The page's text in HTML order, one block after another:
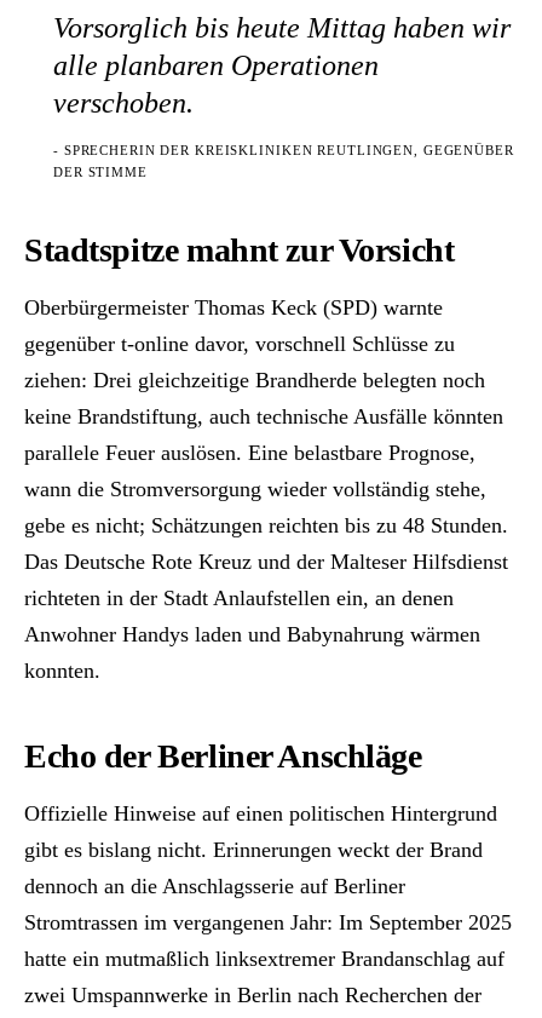
Vorsorglich bis heute Mittag haben wir
alle planbaren Operationen
verschoben.
- SPRECHERIN DER KREISKLINIKEN REUTLINGEN, GEGENÜBER
DER STIMME
Stadtspitze mahnt zur Vorsicht
Oberbürgermeister Thomas Keck (SPD) warnte
gegenüber t-online davor, vorschnell Schlüsse zu
ziehen: Drei gleichzeitige Brandherde belegten noch
keine Brandstiftung, auch technische Ausfälle könnten
parallele Feuer auslösen. Eine belastbare Prognose,
wann die Stromversorgung wieder vollständig stehe,
gebe es nicht; Schätzungen reichten bis zu 48 Stunden.
Das Deutsche Rote Kreuz und der Malteser Hilfsdienst
richteten in der Stadt Anlaufstellen ein, an denen
Anwohner Handys laden und Babynahrung wärmen
konnten.
Echo der Berliner Anschläge
Offizielle Hinweise auf einen politischen Hintergrund
gibt es bislang nicht. Erinnerungen weckt der Brand
dennoch an die Anschlagsserie auf Berliner
Stromtrassen im vergangenen Jahr: Im September 2025
hatte ein mutmaßlich linksextremer Brandanschlag auf
zwei Umspannwerke in Berlin nach Recherchen der